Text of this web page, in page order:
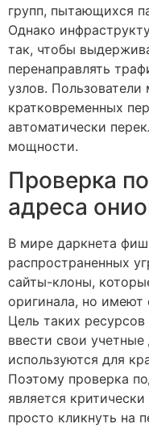
групп, пытающихся
Однако
так, чтобы
перенаправлять
узлов.
кратковременных
автоматически
мощности.
Проверка
адреса
В мире даркнета
распространенных
сайты-клоны,
оригинала, но имеют
Цель таких ресурсов
ввести свои
используются для
Поэтому проверка
является
просто кликнуть на